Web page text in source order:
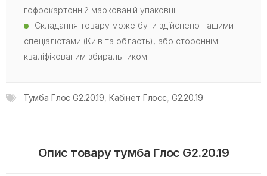
гофрокартонній маркованій упаковці.
Складання товару може бути здійснено нашими
спеціалістами (Київ та область), або стороннім
кваліфікованим збиральником.
Тумба Глос G2.20.19 Кабінет Глосс G2.20.19
Опис товару тумба Глос G2.20.19